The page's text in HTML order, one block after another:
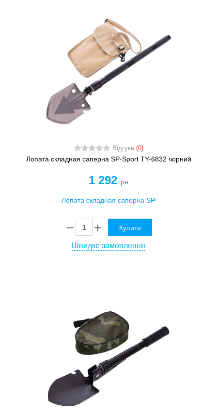
Відгуки (0)
Лопата складная саперна SP-Sport TY-6832 чорний
1 292 грн
Купити
Швидке замовлення